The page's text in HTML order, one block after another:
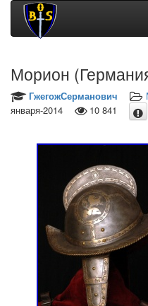
Морион
ГжегожСерманович
января-2014
10 841